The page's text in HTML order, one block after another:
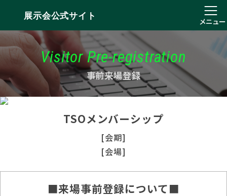
展示会公式サイト
メニュー
Visitor Pre-registration
事前来場登録
TSOメンバーシップ
[会期]
[会場]
■来場事前登録について■